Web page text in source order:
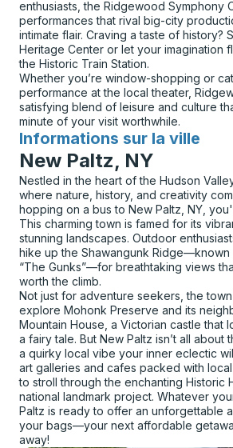
enthusiasts, the Ridgewood Symphony
performances that rival big-city
intimate flair. Craving a taste of history?
Heritage Center or let your imagination
the Historic Train Station.
Whether you’re window-shopping or
performance at the local theater,
satisfying blend of leisure and culture
minute of your visit worthwhile.
Informations sur la ville
pour
New Paltz, NY
Nestled in the heart of the Hudson
where nature, history, and creativity
hopping on a bus to New Paltz, NY,
This charming town is famed for its
stunning landscapes. Outdoor
hike up the Shawangunk Ridge—known
“The Gunks”—for breathtaking views
worth the climb.
Not just for adventure seekers, the
explore Mohonk Preserve and its
Mountain House, a Victorian castle that
a fairy tale. But New Paltz isn’t all about
a quirky local vibe your inner eclectic
art galleries and cafes packed with
to stroll through the enchanting Historic
national landmark project. Whatever
Paltz is ready to offer an unforgettable
your bags—your next affordable
away!